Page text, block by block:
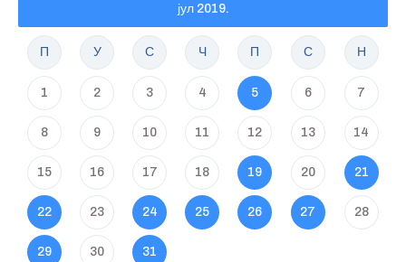
јул 2019.
П У С Ч П С Н
1 2 3 4 5 6 7
8 9 10 11 12 13 14
15 16 17 18 19 20 21
22 23 24 25 26 27 28
29 30 31